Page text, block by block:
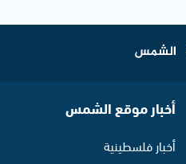
أخبار موقع الشمس
أخبار فلسطينية